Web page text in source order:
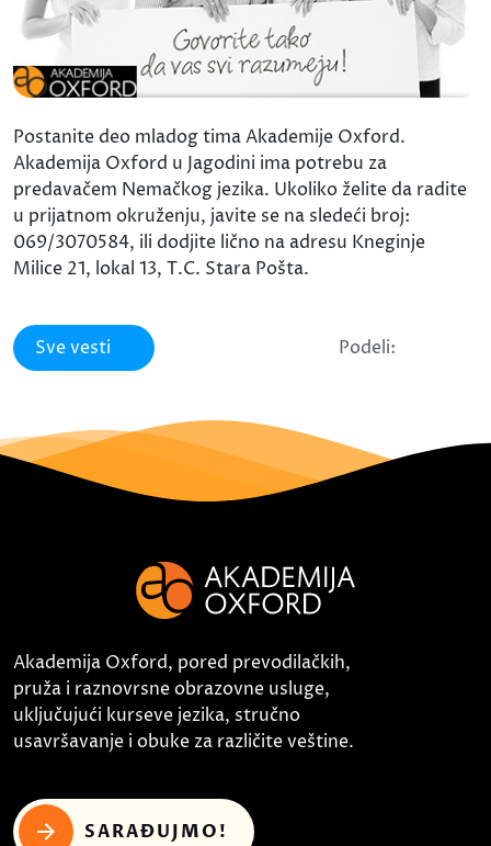
Postanite deo mladog tima Akademije Oxford.
Akademija Oxford u Jagodini ima potrebu za
predavačem Nemačkog jezika. Ukoliko želite da radite
u prijatnom okruženju, javite se na sledeći broj:
069/3070584, ili dodjite lično na adresu Kneginje
Milice 21, lokal 13, T.C. Stara Pošta.
Sve vesti Podeli:
Akademija Oxford, pored prevodilačkih,
pruža i raznovrsne obrazovne usluge,
uključujući kurseve jezika, stručno
usavršavanje i obuke za različite veštine.
SARAĐUJMO!